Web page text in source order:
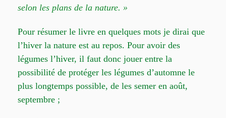
selon les plans de la nature. »
Pour résumer le livre en quelques mots je dirai que
l’hiver la nature est au repos. Pour avoir des
légumes l’hiver, il faut donc jouer entre la
possibilité de protéger les légumes d’automne le
plus longtemps possible, de les semer en août,
septembre ;